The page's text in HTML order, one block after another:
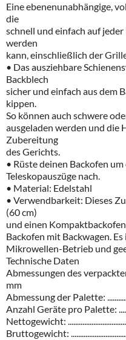
Eine ebenenunabhängige,
die
schnell und einfach auf
werden
kann, einschließlich der
• Dasausziehbare
Backblech
sicher und einfach ausdem
kippen.
So können auch schwere
ausgeladen werden und die
Zubereitung
desGerichts.
• Rüstedeinen Backofen um
Teleskopauszüge nach.
• Material: Edelstahl
• Verwendbarkeit: Dieses
(60cm)
und einen Kompaktbackofen
Backofen mit Backwagen. Es
Mikrowellen-Betrieb und
Technische Daten
Abmessungen des
mm
Abmessungder Palette:
Anzahl Geräte pro Palette:
Nettogewicht:
Bruttogewicht: